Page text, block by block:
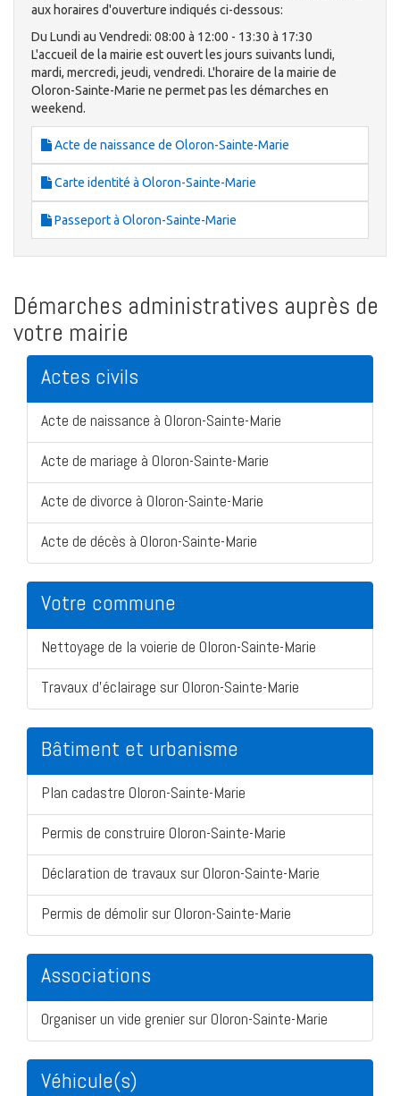
aux horaires d'ouverture indiqués ci-dessous:
Du Lundi au Vendredi: 08:00 à 12:00 - 13:30 à 17:30
L'accueil de la mairie est ouvert les jours suivants lundi,
mardi, mercredi, jeudi, vendredi. L'horaire de la mairie de
Oloron-Sainte-Marie ne permet pas les démarches en
weekend.
Acte de naissance de Oloron-Sainte-Marie
Carte identité à Oloron-Sainte-Marie
Passeport à Oloron-Sainte-Marie
Démarches administratives auprès de
votre mairie
Actes civils
Acte de naissance à Oloron-Sainte-Marie
Acte de mariage à Oloron-Sainte-Marie
Acte de divorce à Oloron-Sainte-Marie
Acte de décès à Oloron-Sainte-Marie
Votre commune
Nettoyage de la voierie de Oloron-Sainte-Marie
Travaux d'éclairage sur Oloron-Sainte-Marie
Bâtiment et urbanisme
Plan cadastre Oloron-Sainte-Marie
Permis de construire Oloron-Sainte-Marie
Déclaration de travaux sur Oloron-Sainte-Marie
Permis de démolir sur Oloron-Sainte-Marie
Associations
Organiser un vide grenier sur Oloron-Sainte-Marie
Véhicule(s)